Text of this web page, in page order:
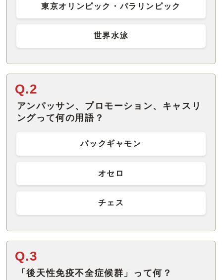
東京オリンピック・パラリンピック
世界水泳
Q.2
アンパッサン、プロモーション、キャスリ
ングって何の用語？
バックギャモン
オセロ
チェス
Q.3
「後天性免疫不全症候群」って何？